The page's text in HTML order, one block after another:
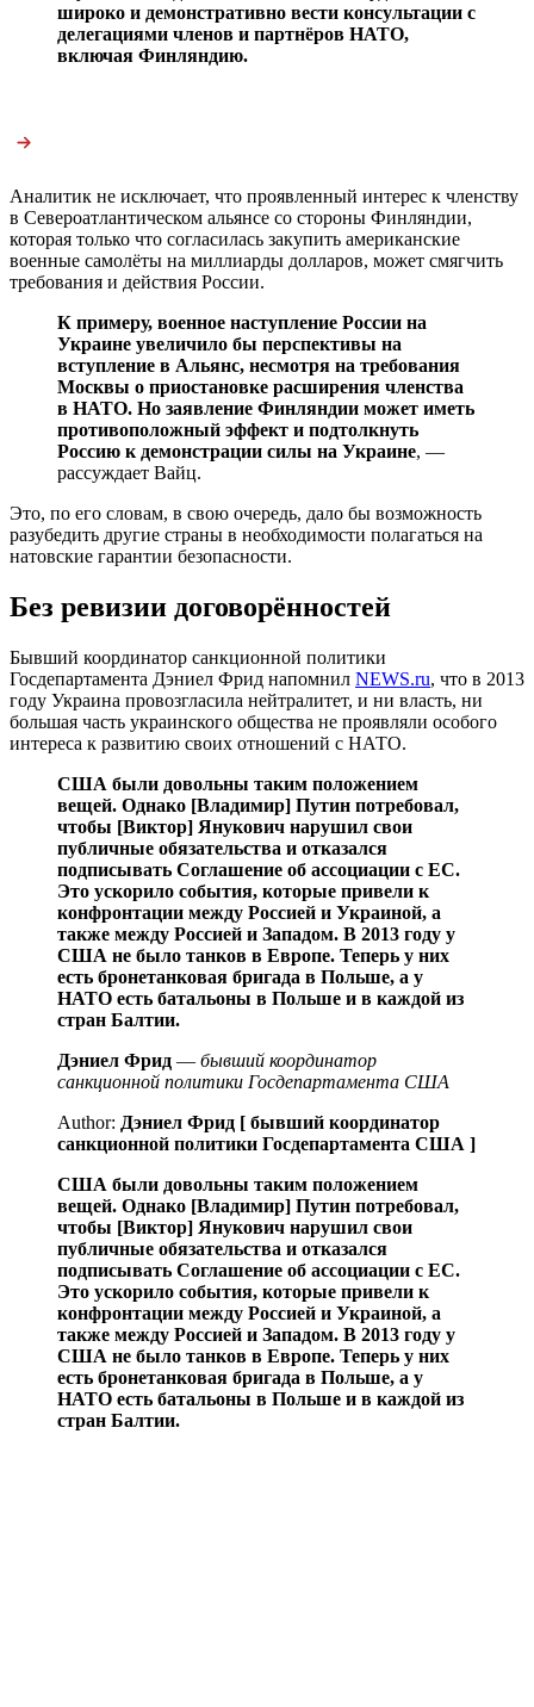
широко и демонстративно вести консультации с
делегациями членов и партнёров НАТО,
включая Финляндию.
Аналитик не исключает, что проявленный интерес к членству
в Североатлантическом альянсе со стороны Финляндии,
которая только что согласилась закупить американские
военные самолёты на миллиарды долларов, может смягчить
требования и действия России.
К примеру, военное наступление России на
Украине увеличило бы перспективы на
вступление в Альянс, несмотря на требования
Москвы о приостановке расширения членства
в НАТО. Но заявление Финляндии может иметь
противоположный эффект и подтолкнуть
Россию к демонстрации силы на Украине, —
рассуждает Вайц.
Это, по его словам, в свою очередь, дало бы возможность
разубедить другие страны в необходимости полагаться на
натовские гарантии безопасности.
Без ревизии договорённостей
Бывший координатор санкционной политики
Госдепартамента Дэниел Фрид напомнил NEWS.ru, что в 2013
году Украина провозгласила нейтралитет, и ни власть, ни
большая часть украинского общества не проявляли особого
интереса к развитию своих отношений с НАТО.
США были довольны таким положением
вещей. Однако [Владимир] Путин потребовал,
чтобы [Виктор] Янукович нарушил свои
публичные обязательства и отказался
подписывать Соглашение об ассоциации с ЕС.
Это ускорило события, которые привели к
конфронтации между Россией и Украиной, а
также между Россией и Западом. В 2013 году у
США не было танков в Европе. Теперь у них
есть бронетанковая бригада в Польше, а у
НАТО есть батальоны в Польше и в каждой из
стран Балтии.
Дэниел Фрид — бывший координатор
санкционной политики Госдепартамента США
Author: Дэниел Фрид [ бывший координатор
санкционной политики Госдепартамента США ]
США были довольны таким положением
вещей. Однако [Владимир] Путин потребовал,
чтобы [Виктор] Янукович нарушил свои
публичные обязательства и отказался
подписывать Соглашение об ассоциации с ЕС.
Это ускорило события, которые привели к
конфронтации между Россией и Украиной, а
также между Россией и Западом. В 2013 году у
США не было танков в Европе. Теперь у них
есть бронетанковая бригада в Польше, а у
НАТО есть батальоны в Польше и в каждой из
стран Балтии.